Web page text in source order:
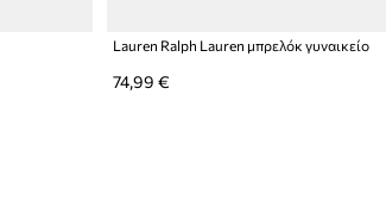
Lauren Ralph Lauren μπρελόκ γυναικείο
74,99 €